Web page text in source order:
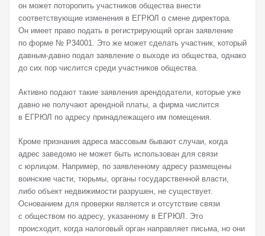
он может поторопить участников общества внести
соответствующие изменения в ЕГРЮЛ о смене директора.
Он имеет право подать в регистрирующий орган заявление
по форме № Р34001. Это же может сделать участник, который
давным-давно подал заявление о выходе из общества, однако
до сих пор числится среди участников общества.
Активно подают такие заявления арендодатели, которые уже
давно не получают арендной платы, а фирма числится
в ЕГРЮЛ по адресу принадлежащего им помещения.
Кроме признания адреса массовым бывают случаи, когда
адрес заведомо не может быть использован для связи
с юрлицом. Например, по заявленному адресу размещены
воинские части, тюрьмы, органы государственной власти,
либо объект недвижимости разрушен, не существует.
Основанием для проверки является и отсутствие связи
с обществом по адресу, указанному в ЕГРЮЛ. Это
происходит, когда налоговый орган направляет письма, но они